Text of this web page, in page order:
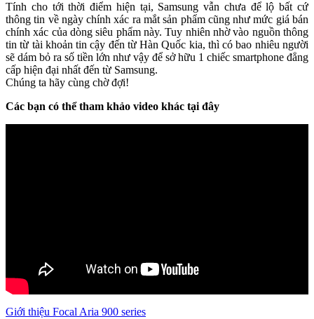
Tính cho tới thời điểm hiện tại, Samsung vẫn chưa để lộ bất cứ
thông tin về ngày chính xác ra mắt sản phẩm cũng như mức giá bán
chính xác của dòng siêu phẩm này. Tuy nhiên nhờ vào nguồn thông
tin từ tài khoản tin cậy đến từ Hàn Quốc kia, thì có bao nhiêu người
sẽ dám bỏ ra số tiền lớn như vậy để sở hữu 1 chiếc smartphone đẳng
cấp hiện đại nhất đến từ Samsung.
Chúng ta hãy cùng chờ đợi!
Các bạn có thể tham khảo video khác tại đây
Giới thiệu Focal Aria 900 series